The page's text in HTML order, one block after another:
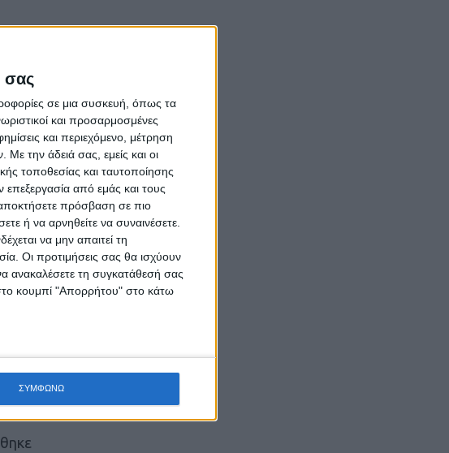
σας
σε μια συσκευή, όπως τα
και προσαρμοσμένες
και περιεχόμενο, μέτρηση
Με την άδειά σας, εμείς και οι
τοποθεσίας και ταυτοποίησης
από εμάς και τους
πρόσβαση σε πιο
ή να αρνηθείτε να συναινέσετε.
να μην απαιτεί τη
Οι προτιμήσεις σας θα ισχύουν
ανακαλέσετε τη συγκατάθεσή σας
κουμπί "Απορρήτου" στο κάτω
ΣΥΜΦΩΝΩ